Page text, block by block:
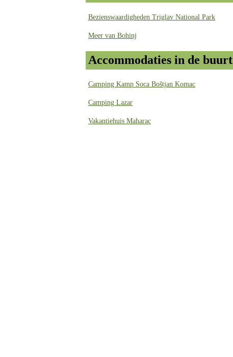
Bezienswaardigheden Triglav National Park
Meer van Bohinj
Accommodaties in de buurt
Camping Kamp Soca Boštjan Komac
Camping Lazar
Vakantiehuis Maharac